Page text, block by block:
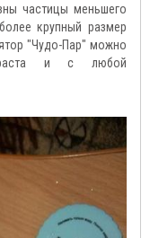
частицы меньшего
крупный размер
"Чудо-Пар" можно
и с любой